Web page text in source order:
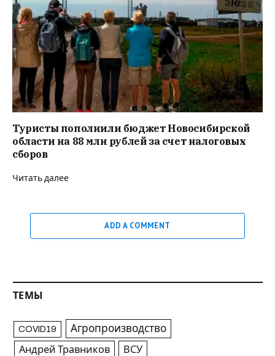
Туристы пополнили бюджет Новосибирской
области на 88 млн рублей за счет налоговых
сборов
Читать далее
ADD A COMMENT
ТЕМЫ
COVID19 Агропроизводство
Андрей Травников ВСУ